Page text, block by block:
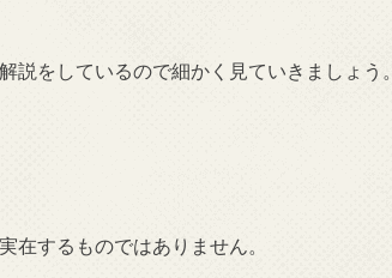
説をしているので細かく見ていきましょう。
在するものではありません。